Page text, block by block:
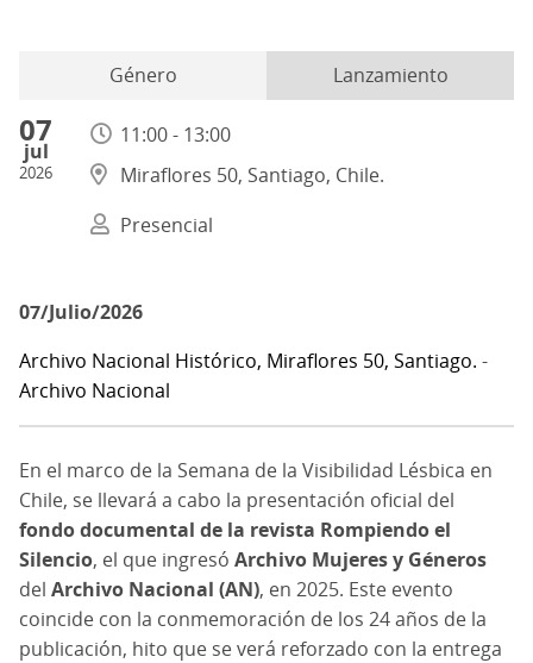
Género Lanzamiento
07
jul
2026
11:00 - 13:00
Miraflores 50, Santiago, Chile.
Presencial
07/Julio/2026
Archivo Nacional Histórico, Miraflores 50, Santiago. -
Archivo Nacional
En el marco de la Semana de la Visibilidad Lésbica en
Chile, se llevará a cabo la presentación oficial del
fondo documental de la revista Rompiendo el
Silencio, el que ingresó Archivo Mujeres y Géneros
del Archivo Nacional (AN), en 2025. Este evento
coincide con la conmemoración de los 24 años de la
publicación, hito que se verá reforzado con la entrega